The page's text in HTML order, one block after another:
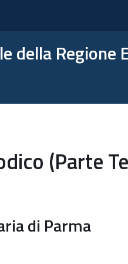
della Regione
(Parte
di Parma